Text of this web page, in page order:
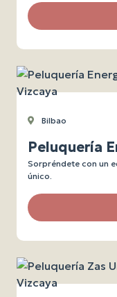
Bilbao
Peluquería
Sorpréndete con un
único.